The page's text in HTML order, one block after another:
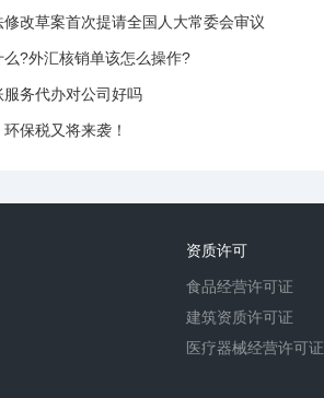
改草案首次提请全国人大常委会审议
么?外汇核销单该怎么操作?
务代办对公司好吗
保税又将来袭！
资质许可
食品经营许可证
建筑资质许可证
医疗器械经营许可证